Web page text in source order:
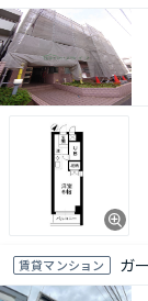
賃貸マンション ガ